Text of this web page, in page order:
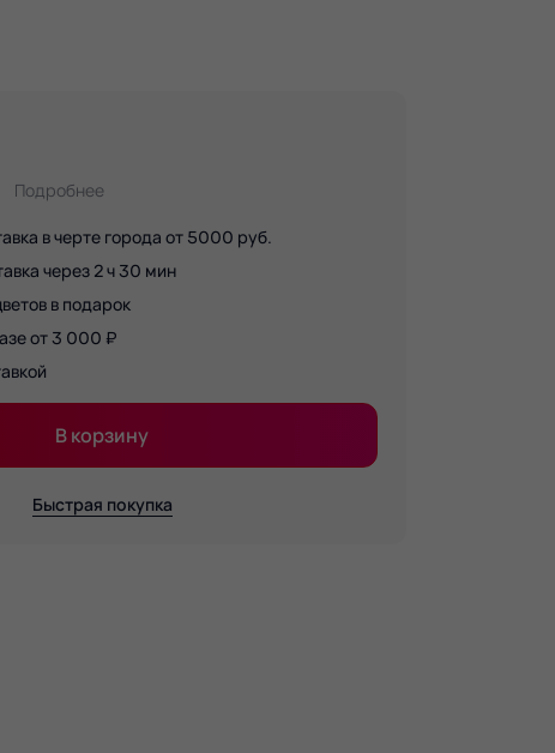
Подробнее
в черте города от 5000 руб.
через 2 ч 30 мин
в подарок
от 3 000 ₽
В корзину
Быстрая покупка